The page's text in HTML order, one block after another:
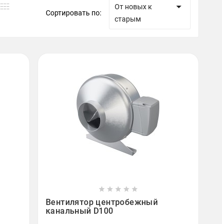
Сортировать по:
От новых к
старым

    
Вентилятор центробежный
канальный D100